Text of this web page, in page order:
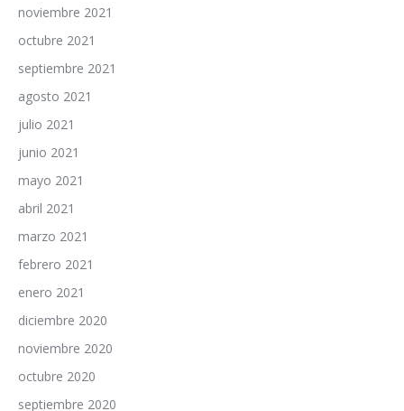
noviembre 2021
octubre 2021
septiembre 2021
agosto 2021
julio 2021
junio 2021
mayo 2021
abril 2021
marzo 2021
febrero 2021
enero 2021
diciembre 2020
noviembre 2020
octubre 2020
septiembre 2020